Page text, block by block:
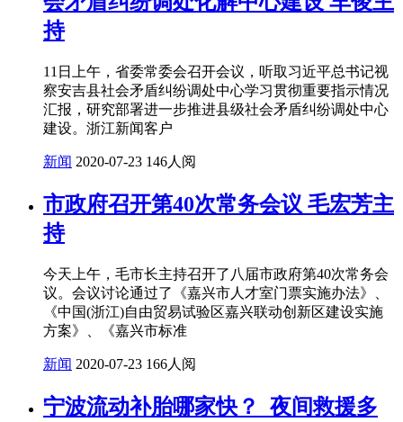
持
11日上午，省委常委会召开会议，听取习近平总书记视
察安吉县社会矛盾纠纷调处中心学习贯彻重要指示情况
汇报，研究部署进一步推进县级社会矛盾纠纷调处中心
建设。浙江新闻客户
新闻 2020-07-23 146人阅
市政府召开第40次常务会议 毛宏芳主
持
今天上午，毛市长主持召开了八届市政府第40次常务会
议。会议讨论通过了《嘉兴市人才室门票实施办法》、
《中国(浙江)自由贸易试验区嘉兴联动创新区建设实施
方案》、《嘉兴市标准
新闻 2020-07-23 166人阅
宁波流动补胎哪家快？_夜间救援多